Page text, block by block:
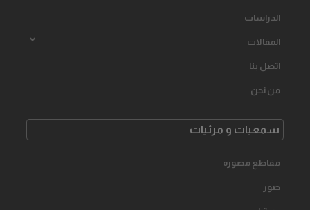
الدراسات
المقالات
اتصل بنا
من نحن
سمعیات و مرئیات
مقاطع مصوره
صور